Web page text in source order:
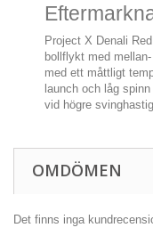
Project X Denali
bollflykt med
med ett måttligt
launch och låg
vid högre
OMDÖMEN
Det finns inga